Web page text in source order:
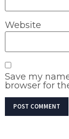
Website
Save my
browser for